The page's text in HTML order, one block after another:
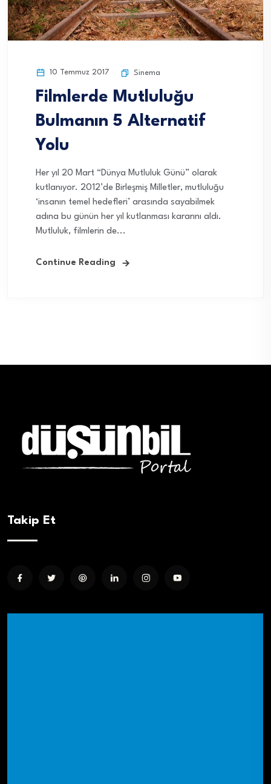
10 Temmuz 2017 Sinema
Filmlerde Mutluluğu
Bulmanın 5 Alternatif
Yolu
Her yıl 20 Mart “Dünya Mutluluk Günü” olarak
kutlanıyor. 2012’de Birleşmiş Milletler, mutluluğu
‘insanın temel hedefleri’ arasında sayabilmek
adına bu günün her yıl kutlanması kararını aldı.
Mutluluk, filmlerin de...
Continue Reading
Takip Et